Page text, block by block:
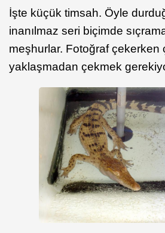
İşte küçük timsah. Öyle
inanılmaz seri biçimde
meşhurlar. Fotoğraf çekerken
yaklaşmadan çekmek